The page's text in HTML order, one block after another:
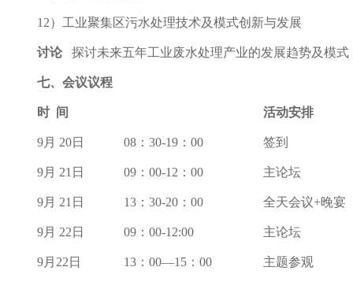
12）工业聚集区污水处理技术及模式创新与发展
讨论 探讨未来五年工业废水处理产业的发展趋势及模式
七、 会议议程
时 间 活动安排
9月 20日 08 ： 30-19：00 签到
9月 21 日 09：00-12：00 主论坛
9月 21 日 13：30-20 ：00 全天会议+晚宴
9月 22 日 09 ： 00-1 2:00 主论坛
9月22日 13 ：00—15：00 主题参观